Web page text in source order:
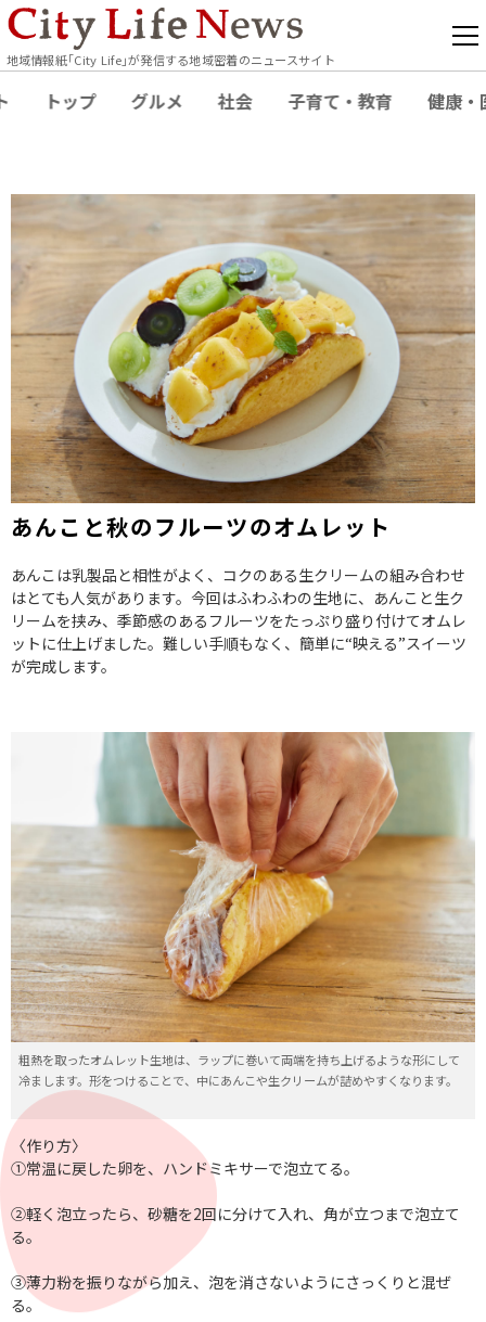
地域情報紙｢City Life｣が発信する地域密着のニュースサイト
トップ グルメ 社会 子育て・教育 健康・
あんこと秋のフルーツのオムレット
あんこは乳製品と相性がよく、コクのある生クリームの組み合わせ
はとても人気があります。今回はふわふわの生地に、あんこと生ク
リームを挟み、季節感のあるフルーツをたっぷり盛り付けてオムレ
ットに仕上げました。難しい手順もなく、簡単に“映える”スイーツ
が完成します。
〈作り方〉
①常温に戻した卵を、ハンドミキサーで泡立てる。
②軽く泡立ったら、砂糖を2回に分けて入れ、角が立つまで泡立て
る。
③薄力粉を振りながら加え、泡を消さないようにさっくりと混ぜ
る。
粗熱を取ったオムレット生地は、ラップに巻いて両端を持ち上げるような形にして
冷まします。形をつけることで、中にあんこや生クリームが詰めやすくなります。